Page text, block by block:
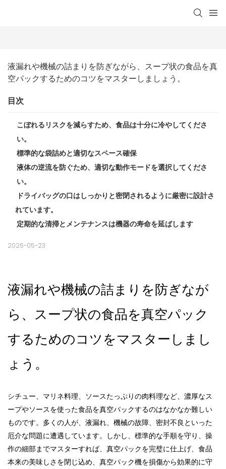
液漏れや機械の詰まりを防ぎながら、スープ状の食品を真
空パックするためのコツをマスターしましょう。
目次
こぼれるリスクを減らすため、食品は十分に冷やしてくださ
い。
標準的な袋詰めと適切なスペース確保
液体の逆流を防ぐため、適切な動作モードを選択してくださ
い。
ドライバッグの口はしっかりと密閉されるように厳密に設計さ
れています。
定期的な清掃とメンテナンスは機器の寿命を延ばします
2026-05-23
液漏れや機械の詰まりを防ぎなが
ら、スープ状の食品を真空パック
するためのコツをマスターしまし
ょう。
シチュー、マリネ料理、ソースたっぷりの肉料理など、濃厚なス
ープやソースを使った食品を真空パックするのはなかなか難しい
ものです。多くの人が、液漏れ、機械の故障、密封不良といった
厄介な問題に遭遇しています。しかし、標準的な手順を守り、操
作の細部までマスターすれば、真空パックを完璧に仕上げ、食品
本来の美味しさを閉じ込め、真空パック機を損傷から効果的に守